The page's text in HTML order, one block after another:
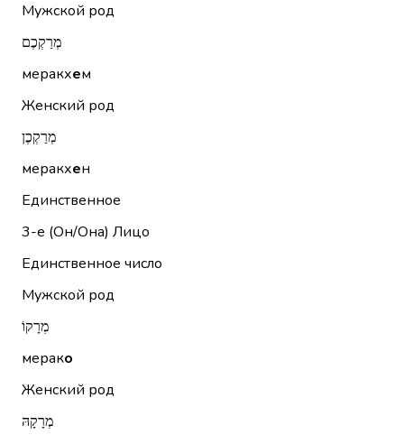
Мужской род
מְרַקְכֶם
меракхем
Женский род
מְרַקְכֶן
меракхен
Единственное
3-е (Он/Она) Лицо
Единственное число
Мужской род
מְרָקוֹ
мерако
Женский род
מְרָקָהּ